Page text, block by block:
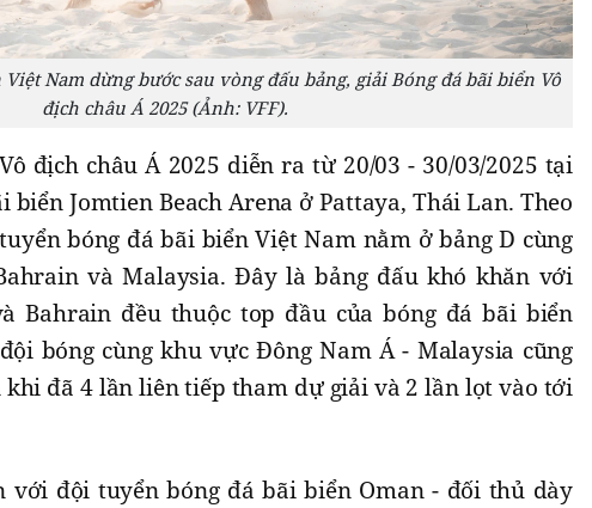
Nam dừng bước sau vòng đấu bảng, giải Bóng đá bãi biển Vô
địch châu Á 2025 (Ảnh: VFF).
địch châu Á 2025 diễn ra từ 20/03 - 30/03/2025 tại
biển Jomtien Beach Arena ở Pattaya, Thái Lan. Theo
bóng đá bãi biển Việt Nam nằm ở bảng D cùng
và Malaysia. Đây là bảng đấu khó khăn với
Bahrain đều thuộc top đầu của bóng đá bãi biển
bóng cùng khu vực Đông Nam Á - Malaysia cũng
khi đã 4 lần liên tiếp tham dự giải và 2 lần lọt vào tới
với đội tuyển bóng đá bãi biển Oman - đối thủ dày